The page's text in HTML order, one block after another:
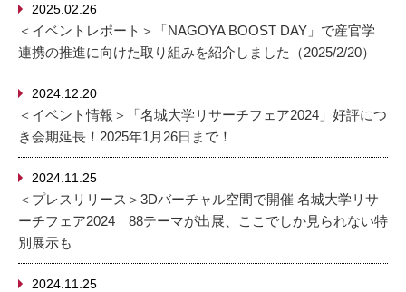
2025.02.26
＜イベントレポート＞「NAGOYA BOOST DAY」で産官学
連携の推進に向けた取り組みを紹介しました（2025/2/20）
2024.12.20
＜イベント情報＞「名城大学リサーチフェア2024」好評につ
き会期延長！2025年1月26日まで！
2024.11.25
＜プレスリリース＞3Dバーチャル空間で開催 名城大学リサ
ーチフェア2024 88テーマが出展、ここでしか見られない特
別展示も
2024.11.25